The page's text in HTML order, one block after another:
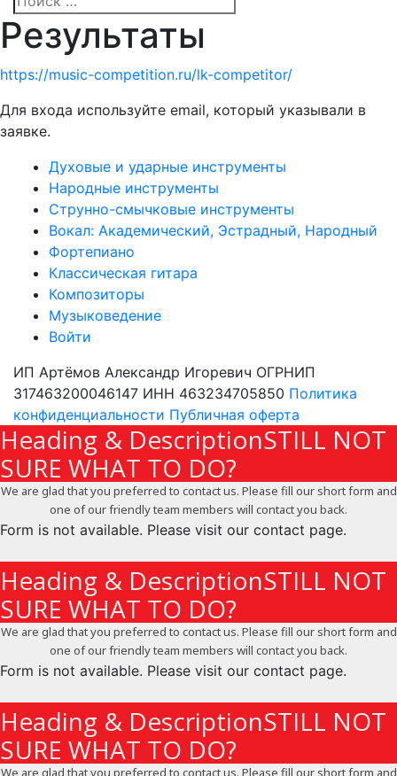
Результаты
https://music-competition.ru/lk-competitor/
Для входа используйте email, который указывали в
заявке.
Духовые и ударные инструменты
Народные инструменты
Струнно-смычковые инструменты
Вокал: Академический, Эстрадный, Народный
Фортепиано
Классическая гитара
Композиторы
Музыковедение
Войти
ИП Артёмов Александр Игоревич ОГРНИП
317463200046147 ИНН 463234705850 Политика
конфиденциальности Публичная оферта
Heading & DescriptionSTILL NOT
SURE WHAT TO DO?
We are glad that you preferred to contact us. Please fill our short form and
one of our friendly team members will contact you back.
Form is not available. Please visit our contact page.
Heading & DescriptionSTILL NOT
SURE WHAT TO DO?
We are glad that you preferred to contact us. Please fill our short form and
one of our friendly team members will contact you back.
Form is not available. Please visit our contact page.
Heading & DescriptionSTILL NOT
SURE WHAT TO DO?
We are glad that you preferred to contact us. Please fill our short form and